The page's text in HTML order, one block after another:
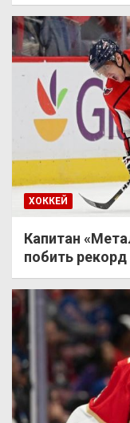
ХОККЕЙ
Капитан
побить